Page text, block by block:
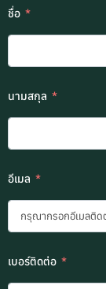
ชื่อ
นามสกุล
อีเมล
เบอร์ติดต่อ